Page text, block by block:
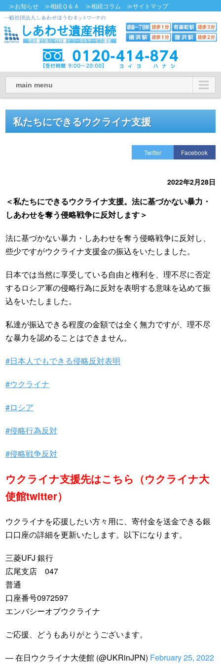
≫お知らせ ≫相続Ｑ＆Ａ ≫相続コラム ≫サイトマップ
main menu
私たちにできるウクライナ支援
Twitter Facebook
2022年2月28日
＜私たちにできるウクライナ支援。法に基づかない暴力・
しあわせを奪う侵略戦争に反対します＞
法に基づかない暴力・しあわせを奪う侵略戦争に反対し、
些少ですがウクライナ支援金の振込をいたしました。
日本では当然に享受している自由と権利を、理不尽に否定
するロシア軍の侵略行為に反対を表明する意味を込めて振
込をいたしました。
私達が振込できる程度の金額では全く無力ですが、理不尽
な暴力を認めることはできません。
#日本人でもできる侵略反対表明
#ウクライナ
#ロシア
#侵略行為反対
#侵略戦争反対
ウクライナ支援先はこちら（ウクライナ大
使館twitter）
ウクライナを応援したい方々用に、寄付金を送金できる銀
口口座の詳細を更新いたします。以下になります。
三菱UFJ 銀行
広尾支店 047
普通
口座番号0972597
エンバシーオブウクライナ
ご応援、どうもありがとうございます。
— 在日ウクライナ大使館 (@UKRinJPN) February 25, 2022